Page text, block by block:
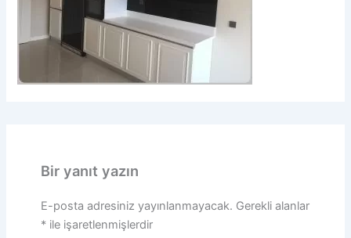
Bir yanıt yazın
E-posta adresiniz yayınlanmayacak. Gerekli alanlar
*ile işaretlenmişlerdir